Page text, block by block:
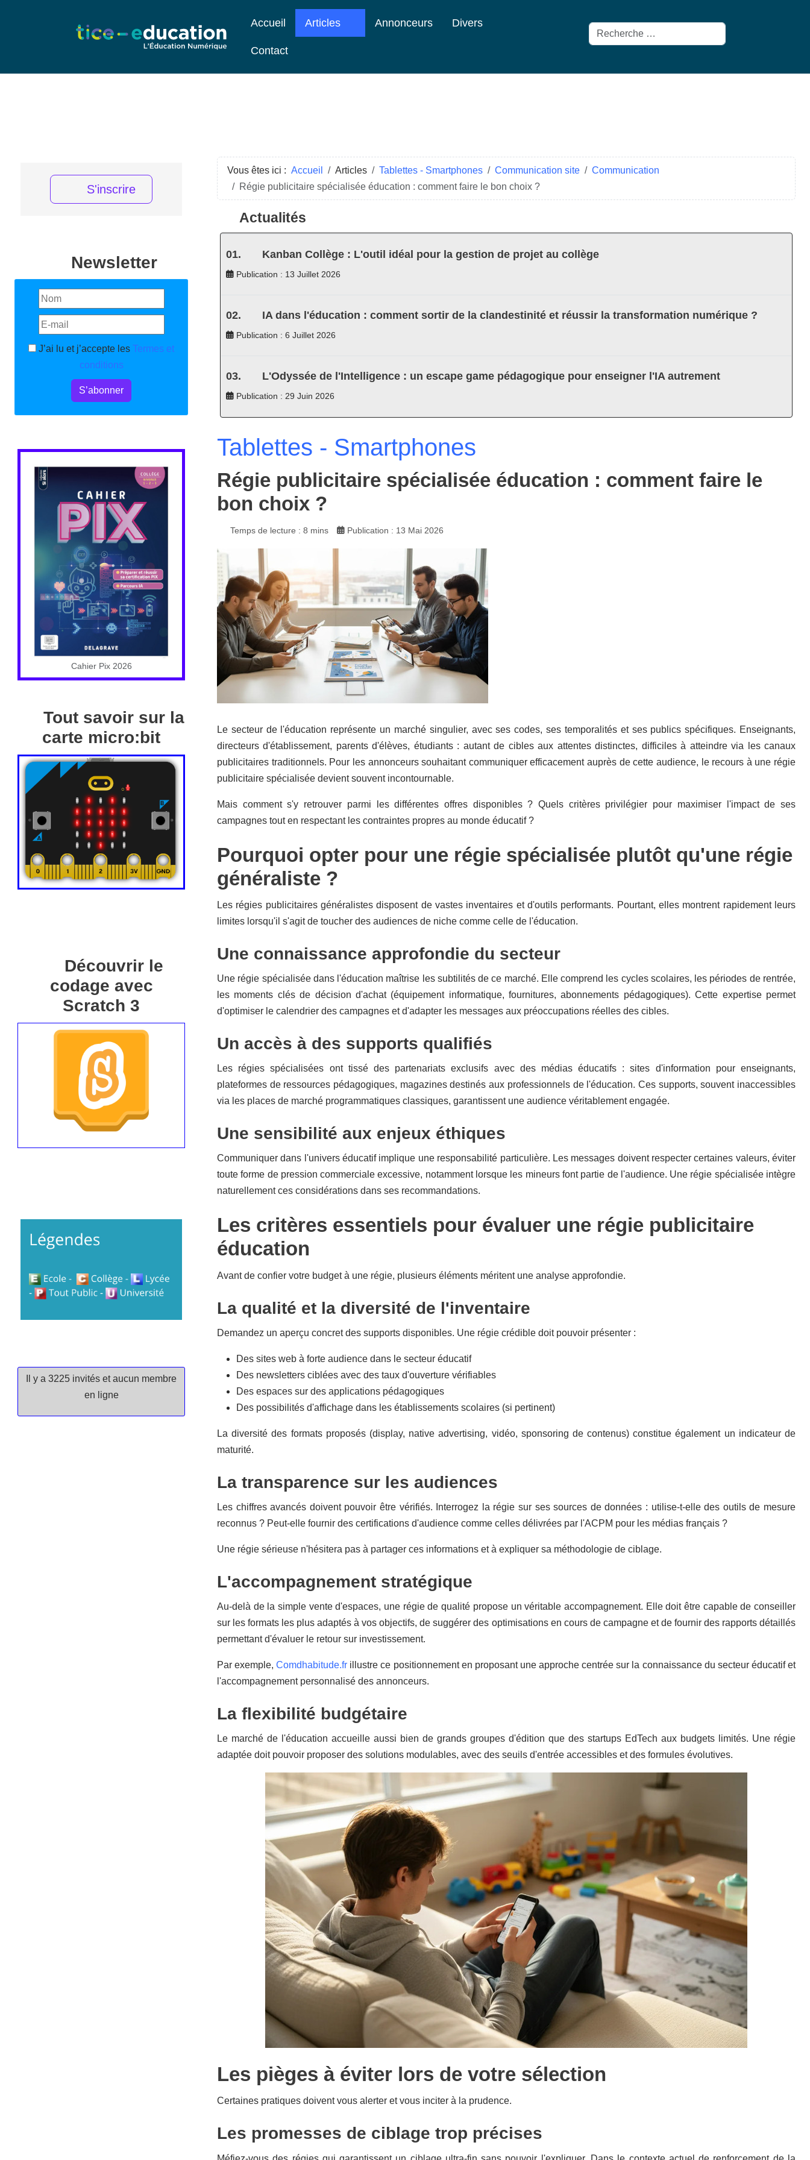
Accueil Articles Annonceurs Divers
Contact
Rechercher
S'inscrire
Newsletter
J’ai lu et j’accepte les Termes et
conditions
S’abonner
Cahier Pix 2026
Tout savoir sur la
carte micro:bit
Découvrir le
codage avec
Scratch 3
Il y a 3225 invités et aucun membre
en ligne
Vous êtes ici : Accueil Articles Tablettes - Smartphones Communication site
Communication
Régie publicitaire spécialisée éducation : comment faire le bon choix ?
Actualités
Kanban Collège : L'outil idéal pour la gestion de projet au collège
Publication : 13 Juillet 2026
IA dans l'éducation : comment sortir de la clandestinité et réussir la transformation numérique ?
Publication : 6 Juillet 2026
L'Odyssée de l'Intelligence : un escape game pédagogique pour enseigner l'IA autrement
Publication : 29 Juin 2026
Tablettes - Smartphones
Régie publicitaire spécialisée éducation : comment faire le
bon choix ?
Temps de lecture : 8 mins Publication : 13 Mai 2026
Le secteur de l'éducation représente un marché singulier, avec ses codes, ses temporalités et ses publics spécifiques. Enseignants,
directeurs d'établissement, parents d'élèves, étudiants : autant de cibles aux attentes distinctes, difficiles à atteindre via les canaux
publicitaires traditionnels. Pour les annonceurs souhaitant communiquer efficacement auprès de cette audience, le recours à une régie
publicitaire spécialisée devient souvent incontournable.
Mais comment s'y retrouver parmi les différentes offres disponibles ? Quels critères privilégier pour maximiser l'impact de ses
campagnes tout en respectant les contraintes propres au monde éducatif ?
Pourquoi opter pour une régie spécialisée plutôt qu'une régie
généraliste ?
Les régies publicitaires généralistes disposent de vastes inventaires et d'outils performants. Pourtant, elles montrent rapidement leurs
limites lorsqu'il s'agit de toucher des audiences de niche comme celle de l'éducation.
Une connaissance approfondie du secteur
Une régie spécialisée dans l'éducation maîtrise les subtilités de ce marché. Elle comprend les cycles scolaires, les périodes de rentrée,
les moments clés de décision d'achat (équipement informatique, fournitures, abonnements pédagogiques). Cette expertise permet
d'optimiser le calendrier des campagnes et d'adapter les messages aux préoccupations réelles des cibles.
Un accès à des supports qualifiés
Les régies spécialisées ont tissé des partenariats exclusifs avec des médias éducatifs : sites d'information pour enseignants,
plateformes de ressources pédagogiques, magazines destinés aux professionnels de l'éducation. Ces supports, souvent inaccessibles
via les places de marché programmatiques classiques, garantissent une audience véritablement engagée.
Une sensibilité aux enjeux éthiques
Communiquer dans l'univers éducatif implique une responsabilité particulière. Les messages doivent respecter certaines valeurs, éviter
toute forme de pression commerciale excessive, notamment lorsque les mineurs font partie de l'audience. Une régie spécialisée intègre
naturellement ces considérations dans ses recommandations.
Les critères essentiels pour évaluer une régie publicitaire
éducation
Avant de confier votre budget à une régie, plusieurs éléments méritent une analyse approfondie.
La qualité et la diversité de l'inventaire
Demandez un aperçu concret des supports disponibles. Une régie crédible doit pouvoir présenter :
Des sites web à forte audience dans le secteur éducatif
Des newsletters ciblées avec des taux d'ouverture vérifiables
Des espaces sur des applications pédagogiques
Des possibilités d'affichage dans les établissements scolaires (si pertinent)
La diversité des formats proposés (display, native advertising, vidéo, sponsoring de contenus) constitue également un indicateur de
maturité.
La transparence sur les audiences
Les chiffres avancés doivent pouvoir être vérifiés. Interrogez la régie sur ses sources de données : utilise-t-elle des outils de mesure
reconnus ? Peut-elle fournir des certifications d'audience comme celles délivrées par l'ACPM pour les médias français ?
Une régie sérieuse n'hésitera pas à partager ces informations et à expliquer sa méthodologie de ciblage.
L'accompagnement stratégique
Au-delà de la simple vente d'espaces, une régie de qualité propose un véritable accompagnement. Elle doit être capable de conseiller
sur les formats les plus adaptés à vos objectifs, de suggérer des optimisations en cours de campagne et de fournir des rapports détaillés
permettant d'évaluer le retour sur investissement.
Par exemple,Comdhabitude.fr illustre ce positionnement en proposant une approche centrée sur la connaissance du secteur éducatif et
l'accompagnement personnalisé des annonceurs.
La flexibilité budgétaire
Le marché de l'éducation accueille aussi bien de grands groupes d'édition que des startups EdTech aux budgets limités. Une régie
adaptée doit pouvoir proposer des solutions modulables, avec des seuils d'entrée accessibles et des formules évolutives.
Les pièges à éviter lors de votre sélection
Certaines pratiques doivent vous alerter et vous inciter à la prudence.
Les promesses de ciblage trop précises